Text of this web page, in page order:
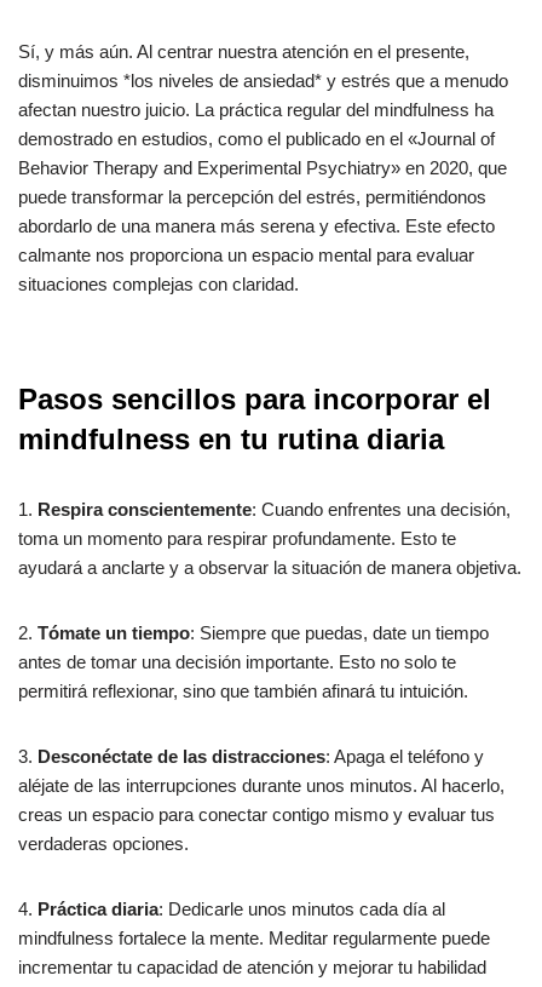
Sí, y más aún. Al centrar nuestra atención en el presente,
disminuimos *los niveles de ansiedad* y estrés que a menudo
afectan nuestro juicio. La práctica regular del mindfulness ha
demostrado en estudios, como el publicado en el «Journal of
Behavior Therapy and Experimental Psychiatry» en 2020, que
puede transformar la percepción del estrés, permitiéndonos
abordarlo de una manera más serena y efectiva. Este efecto
calmante nos proporciona un espacio mental para evaluar
situaciones complejas con claridad.
Pasos sencillos para incorporar el
mindfulness en tu rutina diaria
1. Respira conscientemente: Cuando enfrentes una decisión,
toma un momento para respirar profundamente. Esto te
ayudará a anclarte y a observar la situación de manera objetiva.
2. Tómate un tiempo: Siempre que puedas, date un tiempo
antes de tomar una decisión importante. Esto no solo te
permitirá reflexionar, sino que también afinará tu intuición.
3. Desconéctate de las distracciones: Apaga el teléfono y
aléjate de las interrupciones durante unos minutos. Al hacerlo,
creas un espacio para conectar contigo mismo y evaluar tus
verdaderas opciones.
4. Práctica diaria: Dedicarle unos minutos cada día al
mindfulness fortalece la mente. Meditar regularmente puede
incrementar tu capacidad de atención y mejorar tu habilidad